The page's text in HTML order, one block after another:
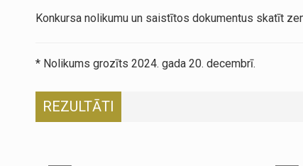
Konkursa nolikumu un saistītos dokumentus skatīt
* Nolikums grozīts 2024. gada 20. decembrī.
REZULTĀTI